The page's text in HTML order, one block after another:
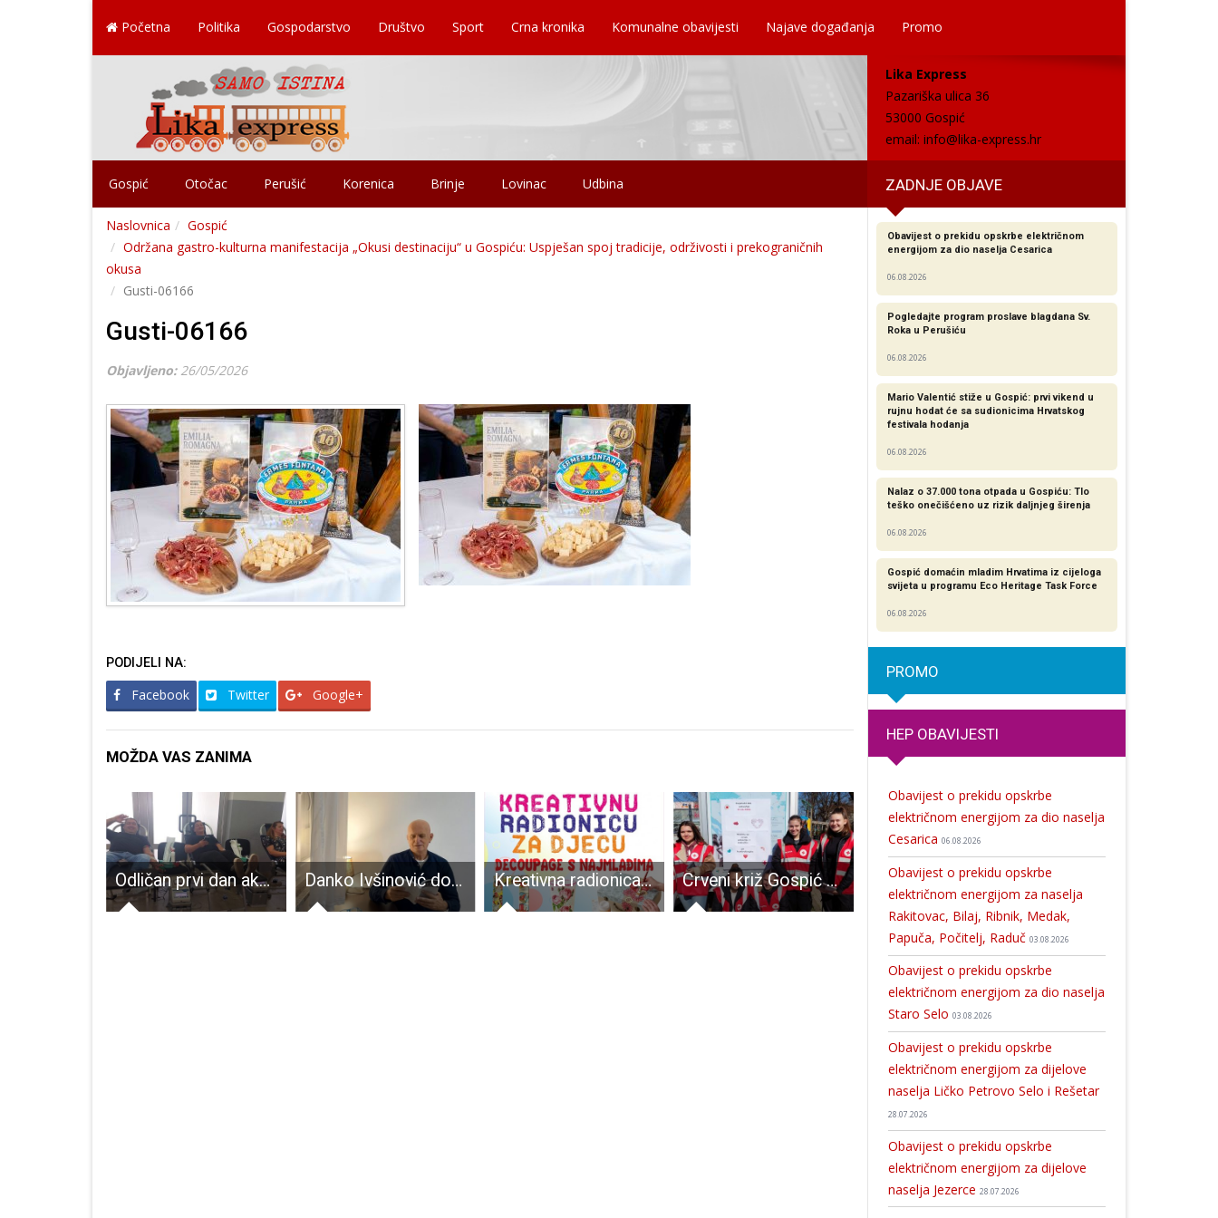
Početna Politika Gospodarstvo Društvo Sport Crna kronika Komunalne obavijesti Najave događanja Promo
Lika Express
Pazariška ulica 36
53000 Gospić
email: info@lika-express.hr
Gospić Otočac Perušić Korenica Brinje Lovinac Udbina ZADNJE OBJAVE
Naslovnica
Gospić
Održana gastro-kulturna manifestacija „Okusi destinaciju“ u Gospiću: Uspješan spoj tradicije, održivosti i prekograničnih
okusa
Gusti-06166
Gusti-06166
Objavljeno: 26/05/2026
PODIJELI NA:
Facebook Twitter Google+
MOŽDA VAS ZANIMA
Odličan prvi dan akcije darivanja krvi u Gospiću Danko Ivšinović dobio pjesničku nagradu ” Zlatni triptihon “ Kreativna radionica o decoupageu u gospićkoj knjižnici Crveni križ Gospić povodom Svjetskog dana zdravlja podsjeća građane da redovito kontroliraju svoje zdravlje Konačno dostojan spomen hrabrim hrvatskim herojima poginulima u Oluji!!!
Obavijest o prekidu opskrbe električnom
energijom za dio naselja Cesarica
06.08.2026
Pogledajte program proslave blagdana Sv.
Roka u Perušiću
06.08.2026
Mario Valentić stiže u Gospić: prvi vikend u
rujnu hodat će sa sudionicima Hrvatskog
festivala hodanja
06.08.2026
Nalaz o 37.000 tona otpada u Gospiću: Tlo
teško onečišćeno uz rizik daljnjeg širenja
06.08.2026
Gospić domaćin mladim Hrvatima iz cijeloga
svijeta u programu Eco Heritage Task Force
06.08.2026
PROMO
HEP OBAVIJESTI
Obavijest o prekidu opskrbe
električnom energijom za dio naselja
Cesarica 06.08.2026
Obavijest o prekidu opskrbe
električnom energijom za naselja
Rakitovac, Bilaj, Ribnik, Medak,
Papuča, Počitelj, Raduč 03.08.2026
Obavijest o prekidu opskrbe
električnom energijom za dio naselja
Staro Selo 03.08.2026
Obavijest o prekidu opskrbe
električnom energijom za dijelove
naselja Ličko Petrovo Selo i Rešetar
28.07.2026
Obavijest o prekidu opskrbe
električnom energijom za dijelove
naselja Jezerce 28.07.2026